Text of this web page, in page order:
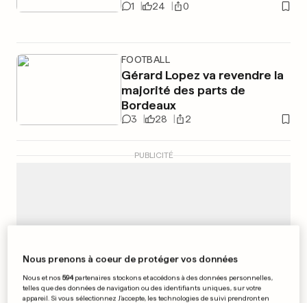
1 24 0
FOOTBALL
Gérard Lopez va revendre la
majorité des parts de
Bordeaux
3 28 2
PUBLICITÉ
Nous prenons à coeur de protéger vos données
Nous et nos594partenaires stockons et accédons à des données personnelles,
telles que des données de navigation ou des identifiants uniques, sur votre
appareil. Si vous sélectionnez J'accepte, les technologies de suivi prendront en